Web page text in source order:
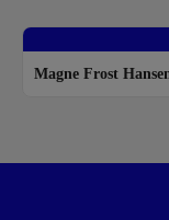
Magne Frost